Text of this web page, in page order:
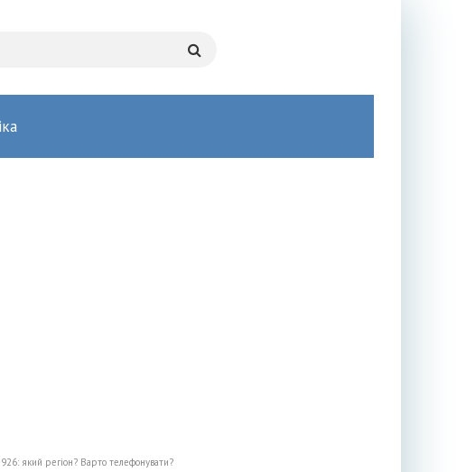
який регіон? Варто телефонувати?